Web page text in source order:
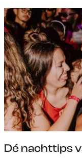
i
m
e
n
t
e
n
o
n
d
e
r
u
n
s
t
,
e
x
p
r
Dé nachttips